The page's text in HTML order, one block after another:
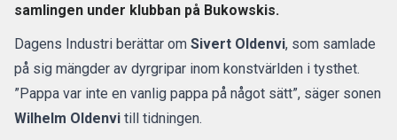
samlingen under klubban på Bukowskis.
Dagens Industri berättar om Sivert Oldenvi, som samlade
på sig mängder av dyrgripar inom konstvärlden i tysthet.
”Pappa var inte en vanlig pappa på något sätt”, säger sonen
Wilhelm Oldenvi till tidningen.